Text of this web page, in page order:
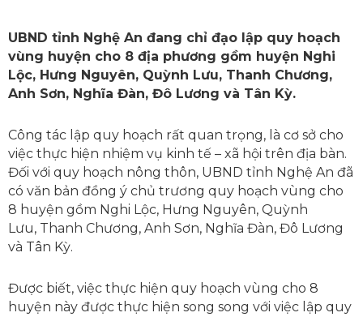
UBND tỉnh Nghệ An đang chỉ đạo lập quy hoạch
vùng huyện cho 8 địa phương gồm huyện Nghi
Lộc, Hưng Nguyên, Quỳnh Lưu, Thanh Chương,
Anh Sơn, Nghĩa Đàn, Đô Lương và Tân Kỳ.
Công tác lập quy hoạch rất quan trọng, là cơ sở cho
việc thực hiện nhiệm vụ kinh tế – xã hội trên địa bàn.
Đối với quy hoạch nông thôn, UBND tỉnh Nghệ An đã
có văn bản đồng ý chủ trương quy hoạch vùng cho
8 huyện gồm Nghi Lộc, Hưng Nguyên, Quỳnh
Lưu, Thanh Chương, Anh Sơn, Nghĩa Đàn, Đô Lương
và Tân Kỳ.
Được biết, việc thực hiện quy hoạch vùng cho 8
huyện này được thực hiện song song với việc lập quy